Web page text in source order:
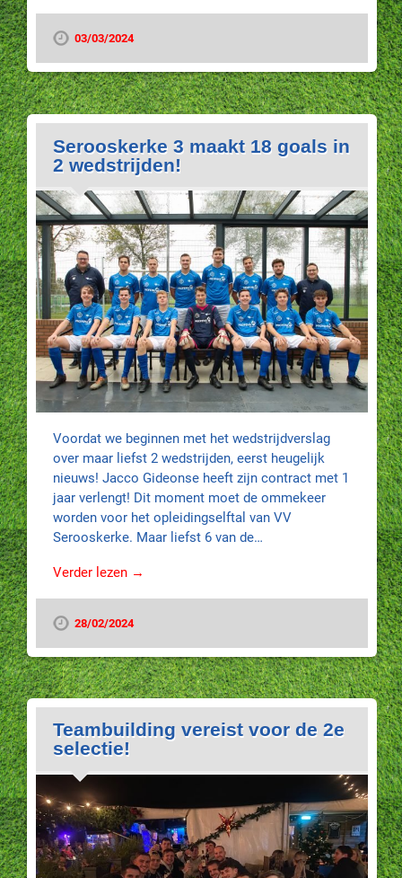
03/03/2024
Serooskerke 3 maakt 18 goals in
2 wedstrijden!
Voordat we beginnen met het wedstrijdverslag
over maar liefst 2 wedstrijden, eerst heugelijk
nieuws! Jacco Gideonse heeft zijn contract met 1
jaar verlengt! Dit moment moet de ommekeer
worden voor het opleidingselftal van VV
Serooskerke. Maar liefst 6 van de…
Verder lezen →
28/02/2024
Teambuilding vereist voor de 2e
selectie!